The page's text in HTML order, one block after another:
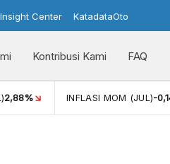
Center KatadataOto
Kontribusi Kami FAQ
PERTUMBUHAN EKONOMI